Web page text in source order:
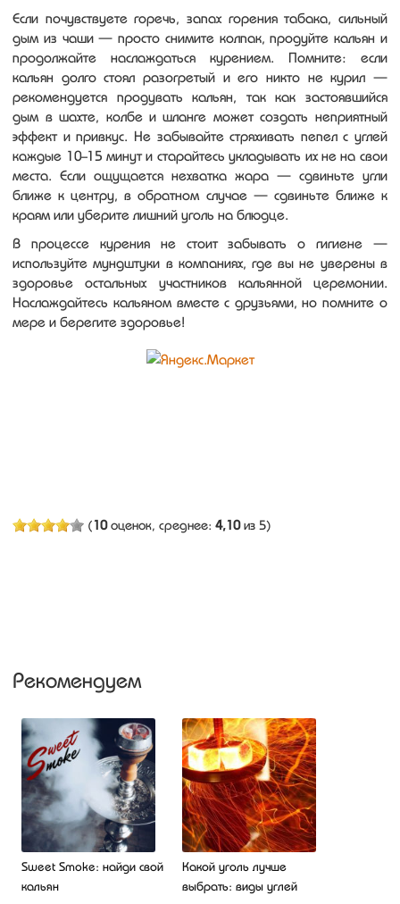
Если почувствуете горечь, запах горения табака, сильный
дым из чаши — просто снимите колпак, продуйте кальян и
продолжайте наслаждаться курением. Помните: если
кальян долго стоял разогретый и его никто не курил —
рекомендуется продувать кальян, так как застоявшийся
дым в шахте, колбе и шланге может создать неприятный
эффект и привкус. Не забывайте стряхивать пепел с углей
каждые 10-15 минут и старайтесь укладывать их не на свои
места. Если ощущается нехватка жара — сдвиньте угли
ближе к центру, в обратном случае — сдвиньте ближе к
краям или уберите лишний уголь на блюдце.
В процессе курения не стоит забывать о гигиене —
используйте мундштуки в компаниях, где вы не уверены в
здоровье остальных участников кальянной церемонии.
Наслаждайтесь кальяном вместе с друзьями, но помните о
мере и берегите здоровье!
(10оценок, среднее:4,10из 5)
Рекомендуем
Sweet Smoke: найди свой
кальян
Какой уголь лучше
выбрать: виды углей